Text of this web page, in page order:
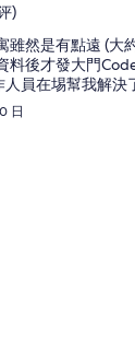
)
雖然是有點遠 (大
料後才發大門
員在埸幫我解決
日